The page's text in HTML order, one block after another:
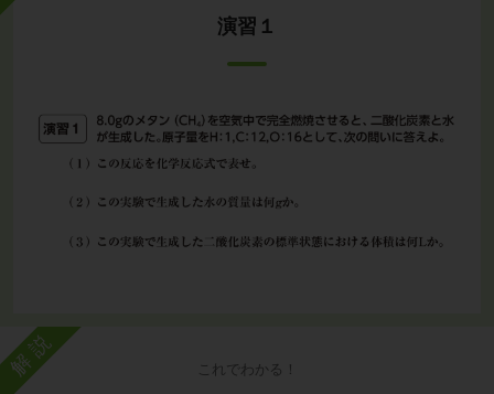
演習１
解説 これでわかる！